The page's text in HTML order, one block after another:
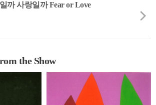
까 사랑일까 Fear or Love
the Show